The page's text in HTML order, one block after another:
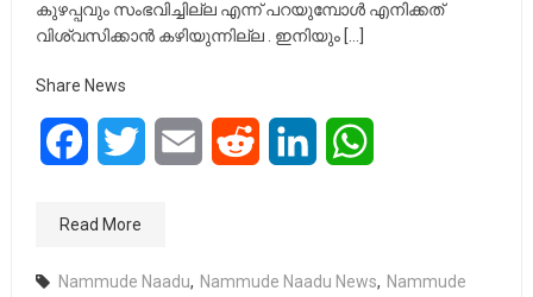
കുഴപ്പവും സംഭവിച്ചില്ല എന്ന് പറയുമ്പോൾ എനിക്കത്
വിശ്വസിക്കാൻ കഴിയുന്നില്ല . ഇനിയും […]
Share News
FacebookTwitter Email Reddit LinkedIn
Read More
Nammude Naadu, Nammude Naadu News, Nammude